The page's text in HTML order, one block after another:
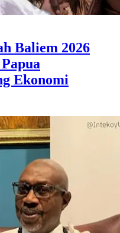
Baliem 2026
Ekonomi